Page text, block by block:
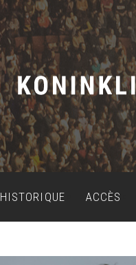
HISTORIQUE ACCÈS